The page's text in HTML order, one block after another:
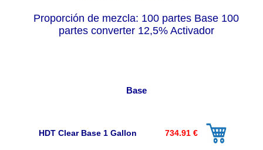
Proporción de mezcla: 100 partes Base 100
partes converter 12,5% Activador
Base
HDT Clear Base 1 Gallon 734.91 €